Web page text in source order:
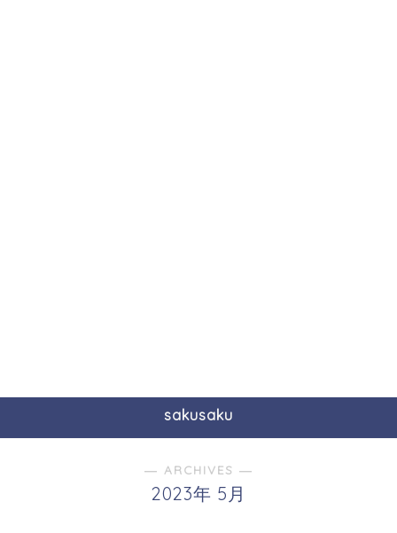
sakusaku
― ARCHIVES ―
2023年 5月